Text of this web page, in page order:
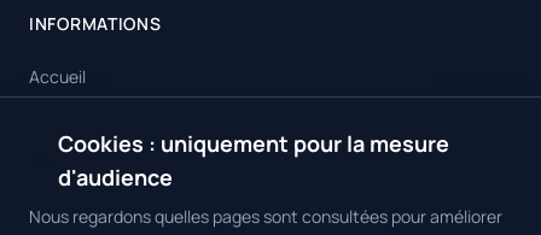
INFORMATIONS
Accueil
Toutes les marques
Contact
Cookies : uniquement pour la mesure
d'audience
Nous regardons quelles pages sont consultées pour améliorer